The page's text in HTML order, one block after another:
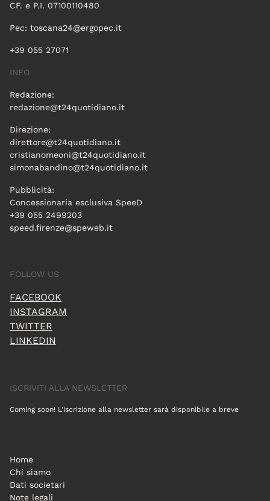
CF. e P.I. 07100110480
Pec: toscana24@ergopec.it
+39 055 27071
INFO
Redazione:
redazione@t24quotidiano.it
Direzione:
direttore@t24quotidiano.it
cristianomeoni@t24quotidiano.it
simonabandino@t24quotidiano.it
Pubblicità:
Concessionaria esclusiva SpeeD
+39 055 2499203
speed.firenze@speweb.it
FOLLOW US
FACEBOOK
INSTAGRAM
TWITTER
LINKEDIN
ISCRIVITI ALLA NEWSLETTER
Coming soon! L'iscrizione alla newsletter sarà disponibile a breve
Home
Chi siamo
Dati societari
Note legali